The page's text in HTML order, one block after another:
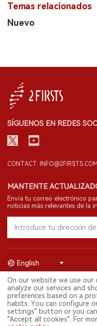
Temas relacionados
Nuevo
SÍGUENOS EN REDES
CONTACT: INFO@2FIRSTS.COM
MANTENTE
Envía tu correo electrónico
noticias más relevantes de la
© 2026 Shenzhen 2FIRSTS
reservados.
2FIRSTS solo es accesible
investigadores, medios y otros
está prohibido.
Este sitio web presta servicios
English
On our website we use
analyze our services and
preferences based on a
habits. You can configure
settings" button or you
"Accept all cookies". For